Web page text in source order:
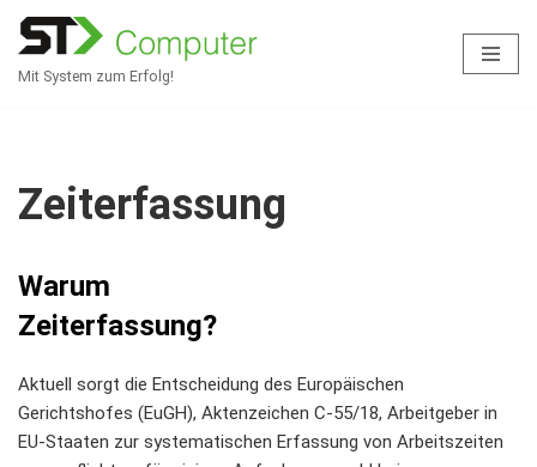
Mit System zum Erfolg!
Zeiterfassung
Warum
Zeiterfassung?
Aktuell sorgt die Entscheidung des Europäischen
Gerichtshofes (EuGH), Aktenzeichen C-55/18, Arbeitgeber in
EU-Staaten zur systematischen Erfassung von Arbeitszeiten